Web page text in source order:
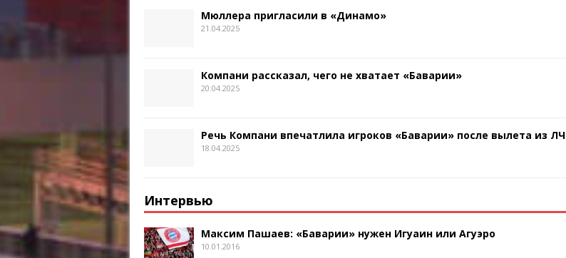
Мюллера пригласили в «Динамо»
21.04.2025
Компани рассказал, чего не хватает «Баварии»
20.04.2025
Речь Компани впечатлила игроков «Баварии» после вылета из ЛЧ
18.04.2025
Интервью
Максим Пашаев: «Баварии» нужен Игуаин или Агуэро
10.01.2016